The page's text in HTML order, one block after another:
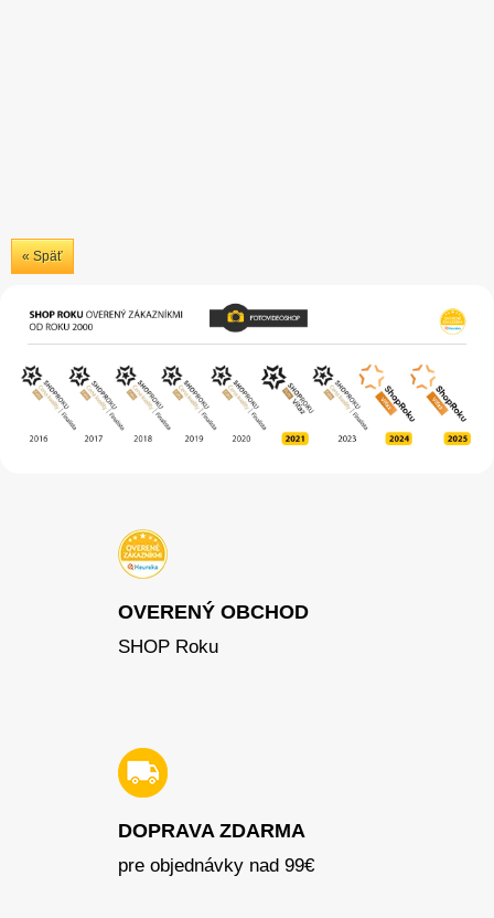
« Späť
OVERENÝ OBCHOD
SHOP Roku
DOPRAVA ZDARMA
pre objednávky nad 99€